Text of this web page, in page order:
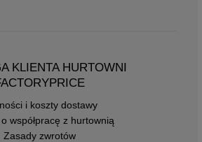
KLIENTA HURTOWNI
i koszty dostawy
współpracę z hurtownią
Zasady zwrotów